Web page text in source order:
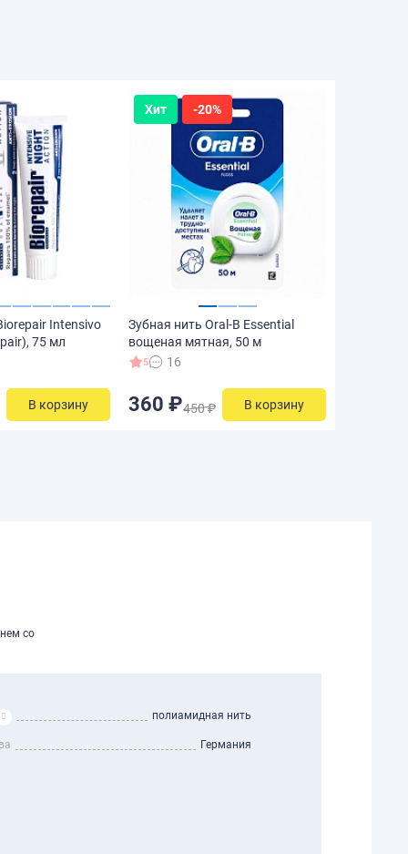
Intensivo
75 мл
В корзину
Хит -20%
Зубная нить Oral-B Essential
вощеная мятная, 50 м
5 16
360 ₽450 ₽ В корзину
со
полиамидная нить
Германия